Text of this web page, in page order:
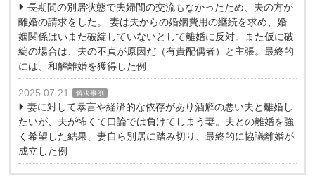
長期間の別居状態で夫婦間の交流もなかったため、夫の方が
離婚の請求をした。 妻は夫からの婚姻費用の継続を求め、婚
姻関係はいまだ破綻していないとして離婚に反対。また仮に破
綻の場合は、夫の不貞が原因だ（有責配偶者）と主張。最終的
には、和解離婚を獲得した例
2025.07.21 解決事例
妻に対して暴言や経済的な依存があり酒癖の悪い夫と離婚し
たいが、夫が怖くて口論では負けてしまう妻。夫との離婚を強
く希望した結果、妻自ら別居に踏み切り、最終的に協議離婚が
成立した例